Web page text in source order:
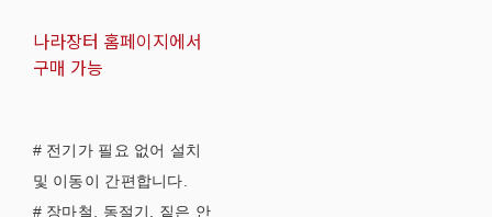
나라장터 홈페이지에서
구매 가능
# 전기가 필요 없어 설치
및 이동이 간편합니다.
# 장마철, 동절기, 짙은 안